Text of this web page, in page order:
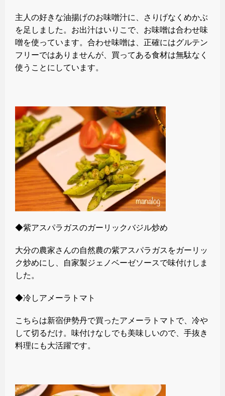
主人の好きな油揚げのお味噌汁に、さりげなくめかぶ
を足しました。お出汁はいりこで、お味噌は合わせ味
噌を使っています。合わせ味噌は、正確にはグルテン
フリーではありませんが、買ってある食材は無駄なく
使うことにしています。
◆紫アスパラガスのガーリックバジル炒め
大分の農家さんの自然農の紫アスパラガスをガーリッ
ク炒めにし、自家製ジェノベーゼソースで味付けしま
した。
◆冷しアメーラトマト
こちらは新宿伊勢丹で買ったアメーラトマトで、冷や
して切るだけ。味付けなしでも美味しいので、手抜き
料理にも大活躍です。